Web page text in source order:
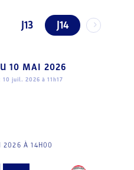
J13 J14
10 MAI 2026
10 juil. 2026 à 11h17
2026 À 14H00